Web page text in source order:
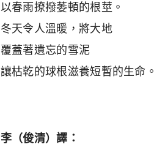
以春雨撩撥萎頓的根莖。
冬天令人溫暖，將大地
覆蓋著遺忘的雪泥
讓枯乾的球根滋養短暫的生命。
李（俊清）譯：